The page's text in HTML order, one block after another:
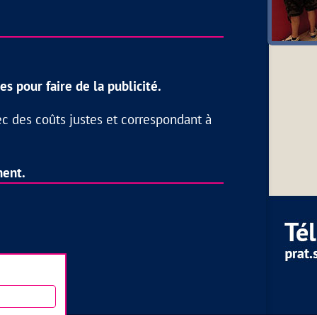
pour faire de la publicité.
des coûts justes et correspondant à